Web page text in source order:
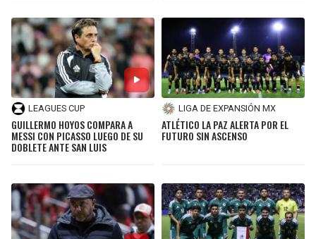
LEAGUES CUP
GUILLERMO HOYOS COMPARA A
MESSI CON PICASSO LUEGO DE SU
DOBLETE ANTE SAN LUIS
LIGA DE EXPANSIÓN MX
ATLÉTICO LA PAZ ALERTA POR EL
FUTURO SIN ASCENSO